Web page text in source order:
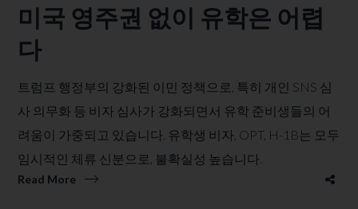
미국 영주권 없이 유학은 어렵
다
트럼프 행정부의 강화된 이민 정책으로, 특히 개인 SNS 심
사 의무화 등 비자 심사가 강화되면서 유학 준비생들의 어
려움이 가중되고 있습니다. 유학생 비자, OPT, H-1B는 모두
임시적인 체류 신분으로, 불확실성 높습니다.
Read More